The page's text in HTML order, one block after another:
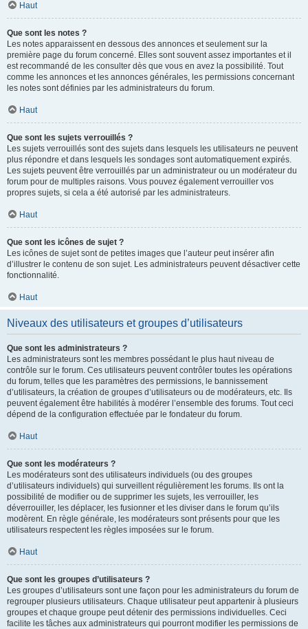
Haut
Que sont les notes ?
Les notes apparaissent en dessous des annonces et seulement sur la
première page du forum concerné. Elles sont souvent assez importantes et il
est recommandé de les consulter dès que vous en avez la possibilité. Tout
comme les annonces et les annonces générales, les permissions concernant
les notes sont définies par les administrateurs du forum.
Haut
Que sont les sujets verrouillés ?
Les sujets verrouillés sont des sujets dans lesquels les utilisateurs ne peuvent
plus répondre et dans lesquels les sondages sont automatiquement expirés.
Les sujets peuvent être verrouillés par un administrateur ou un modérateur du
forum pour de multiples raisons. Vous pouvez également verrouiller vos
propres sujets, si cela a été autorisé par les administrateurs.
Haut
Que sont les icônes de sujet ?
Les icônes de sujet sont de petites images que l’auteur peut insérer afin
d’illustrer le contenu de son sujet. Les administrateurs peuvent désactiver cette
fonctionnalité.
Haut
Niveaux des utilisateurs et groupes d’utilisateurs
Que sont les administrateurs ?
Les administrateurs sont les membres possédant le plus haut niveau de
contrôle sur le forum. Ces utilisateurs peuvent contrôler toutes les opérations
du forum, telles que les paramètres des permissions, le bannissement
d’utilisateurs, la création de groupes d’utilisateurs ou de modérateurs, etc. Ils
peuvent également être habilités à modérer l’ensemble des forums. Tout ceci
dépend de la configuration effectuée par le fondateur du forum.
Haut
Que sont les modérateurs ?
Les modérateurs sont des utilisateurs individuels (ou des groupes
d’utilisateurs individuels) qui surveillent régulièrement les forums. Ils ont la
possibilité de modifier ou de supprimer les sujets, les verrouiller, les
déverrouiller, les déplacer, les fusionner et les diviser dans le forum qu’ils
modèrent. En règle générale, les modérateurs sont présents pour que les
utilisateurs respectent les règles imposées sur le forum.
Haut
Que sont les groupes d’utilisateurs ?
Les groupes d’utilisateurs sont une façon pour les administrateurs du forum de
regrouper plusieurs utilisateurs. Chaque utilisateur peut appartenir à plusieurs
groupes et chaque groupe peut détenir des permissions individuelles. Ceci
facilite les tâches aux administrateurs qui pourront modifier les permissions de